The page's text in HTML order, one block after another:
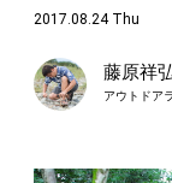
2017.08.24 Thu
藤原祥
アウトドア